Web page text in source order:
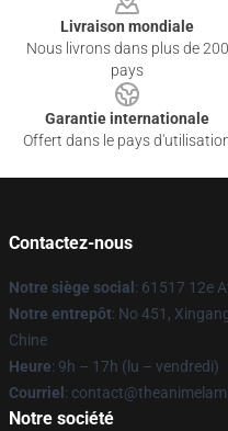
Livraison mondiale
Nous livrons dans plus de 200
pays
Garantie internationale
Offert dans le pays
Contactez-nous
Notre siège social : 61517 12e
Notre entrepôt: No 451,
Chine
Heure: 9h – 17h (lu – vendredi)
Courriel :
Notre société